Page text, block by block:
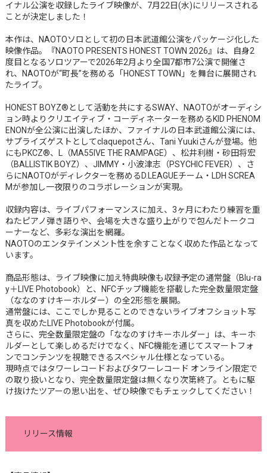
イナル公演を収録したライブ映像が、7月22日(水)にリリースされる
ことが決定しました！
本作は、NAOTOソロとして初の日本武道館公演をパッケージ化した
映像作品。『NAOTO PRESENTS HONEST TOWN 2026』は、自身2
度目となるソロツアーで2026年2月より全国7都市7公演で開催さ
れ、NAOTOが“町長”を務める「HONEST TOWN」を舞台に展開され
たライブ。
HONEST BOYZ®として活動を共にするSWAY、NAOTOがオーディシ
ョン時よりクリエイティブ・コーディネーターを務めるKID PHENOM
ENONが全公演に出演したほか、ファイナルの日本武道館公演には、
サプライズゲストとしてclaquepotさん、Tani Yuukiさんが登場。他
にもPKCZ®、L（MA55IVE THE RAMPAGE）、松井利樹・砂田将宏
（BALLISTIK BOYZ）、JIMMY・小波津志（PSYCHIC FEVER）、さ
らにNAOTOがディレクターを務めるD.LEAGUEチーム・LDH SCREA
Mが参加し一夜限りのコラボレーションが実現。
収録内容は、ライブパフォーマンスに加え、3ヶ月にわたり練習を重
ねたピアノ弾き語りや、会場を大きな盛り上がりで包んだトークコ
ーナーなど、多彩な演出を網羅。
NAOTOのエンタテインメント性を余すことなく収めた作品となって
います。
商品形態は、ライブ映像に加え特典映像も収録予定の通常盤（Blu-ra
y＋LIVE Photobook）と、NFCチップ機能を搭載した完全数量限定盤
（ななのすけキーホルダー）の全2形態を展開。
通常盤には、ここでしか見ることのできないライブオフショット写
真を収めたLIVE Photobookが付属。
さらに、完全数量限定盤の「ななのすけキーホルダー」は、キーホ
ルダーとして楽しめるだけでなく、NFC機能を通じてスマートフォ
ンでコンテンツを視聴できるスペシャル仕様となっている。
現時点ではタワーレコードおよびタワーレコード オンライン限定で
の取り扱いとなり、完全数量限定盤は無くなり次第終了。ともに駆
け抜けたツアーの思い出を、ぜひ映像でもチェックしてください！
リリース情報